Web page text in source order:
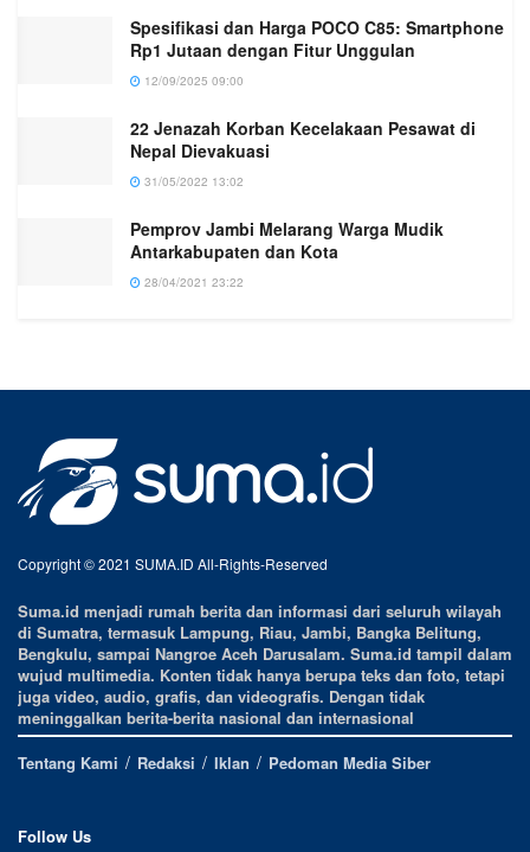
Spesifikasi dan Harga POCO C85: Smartphone
Rp1 Jutaan dengan Fitur Unggulan
12/09/2025 09:00
22 Jenazah Korban Kecelakaan Pesawat di
Nepal Dievakuasi
31/05/2022 13:02
Pemprov Jambi Melarang Warga Mudik
Antarkabupaten dan Kota
28/04/2021 23:22
Copyright © 2021 SUMA.ID All-Rights-Reserved
Suma.id menjadi rumah berita dan informasi dari seluruh wilayah
di Sumatra, termasuk Lampung, Riau, Jambi, Bangka Belitung,
Bengkulu, sampai Nangroe Aceh Darusalam. Suma.id tampil dalam
wujud multimedia. Konten tidak hanya berupa teks dan foto, tetapi
juga video, audio, grafis, dan videografis. Dengan tidak
meninggalkan berita-berita nasional dan internasional
Tentang Kami
Redaksi Iklan Pedoman Media Siber
Follow Us